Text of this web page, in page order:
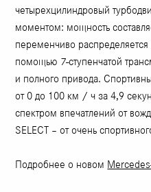
четырехцилиндровый
моментом: мощность
переменчиво
помощью 7-ступенчатой
и полного привода.
от 0 до 100 км / ч за 4,9
спектром впечатлений от
SELECT – от очень
Подробнее о новом